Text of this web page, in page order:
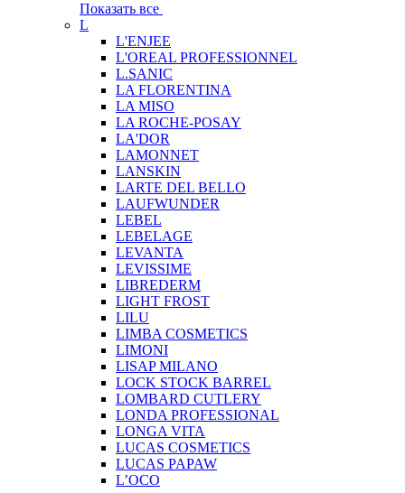
Показать все
L
L'ENJEE
L'OREAL PROFESSIONNEL
L.SANIC
LA FLORENTINA
LA MISO
LA ROCHE-POSAY
LA'DOR
LAMONNET
LANSKIN
LARTE DEL BELLO
LAUFWUNDER
LEBEL
LEBELAGE
LEVANTA
LEVISSIME
LIBREDERM
LIGHT FROST
LILU
LIMBA COSMETICS
LIMONI
LISAP MILANO
LOCK STOCK BARREL
LOMBARD CUTLERY
LONDA PROFESSIONAL
LONGA VITA
LUCAS COSMETICS
LUCAS PAPAW
L’OCO